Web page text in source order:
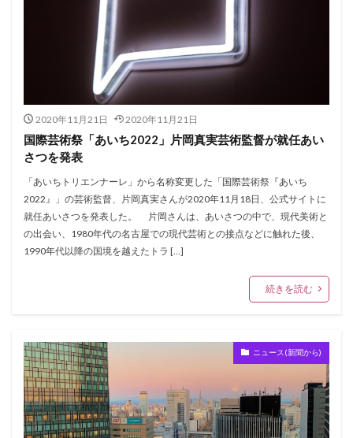
2020年11月21日 2020年11月21日
国際芸術祭「あいち2022」片岡真実芸術監督が就任あい
さつを発表
「あいちトリエンナーレ」から名称変更した「国際芸術祭『あいち
2022』」の芸術監督、片岡真実さんが2020年11月18日、公式サイトに
就任あいさつを発表した。 片岡さんは、あいさつの中で、現代美術と
の出会い、1980年代の名古屋での現代芸術との接点などに触れた後、
1990年代以降の国境を越えたトラ […]
続きを読む
ニュース(新聞から)